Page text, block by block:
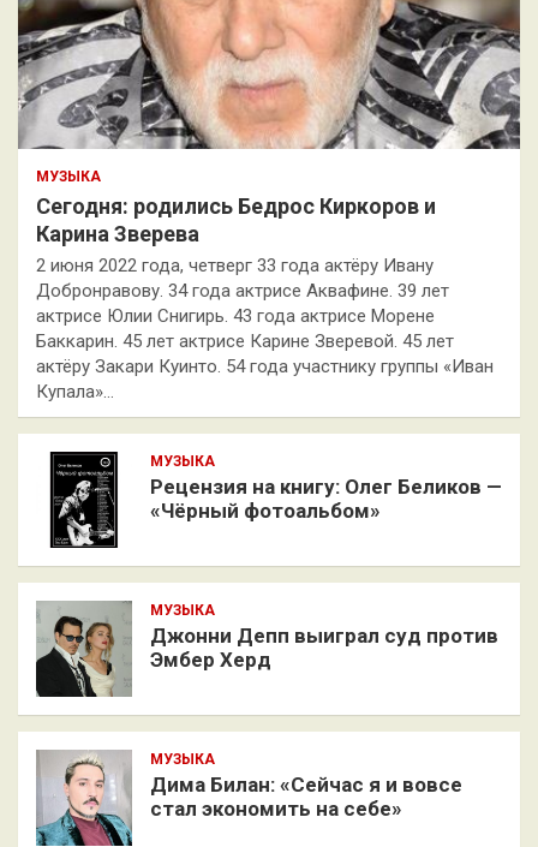
МУЗЫКА
Сегодня: родились Бедрос Киркоров и
Карина Зверева
2 июня 2022 года, четверг 33 года актёру Ивану
Добронравову. 34 года актрисе Аквафине. 39 лет
актрисе Юлии Снигирь. 43 года актрисе Морене
Баккарин. 45 лет актрисе Карине Зверевой. 45 лет
актёру Закари Куинто. 54 года участнику группы «Иван
Купала»…
МУЗЫКА
Рецензия на книгу: Олег Беликов —
«Чёрный фотоальбом»
МУЗЫКА
Джонни Депп выиграл суд против
Эмбер Херд
МУЗЫКА
Дима Билан: «Сейчас я и вовсе
стал экономить на себе»